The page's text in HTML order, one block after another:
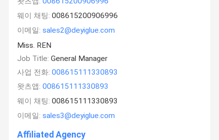
웨이 채팅: 008615200906996
이메일: sales2@deyiglue.com
Miss. REN
Job Title: General Manager
사업 전화: 008615111330893
왓츠앱: 008615111330893
웨이 채팅: 008615111330893
이메일: sales3@deyiglue.com
Affiliated Agency